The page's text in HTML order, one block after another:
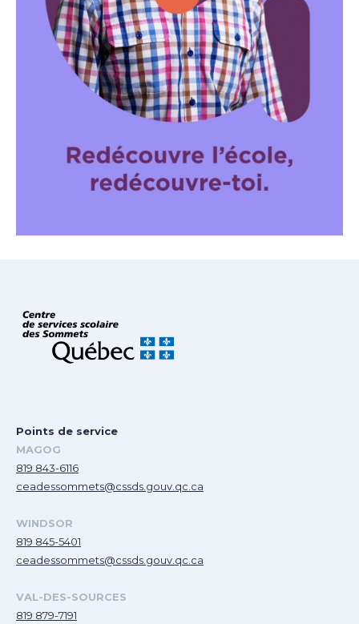
Points de service
MAGOG
819 843-6116
ceadessommets@cssds.gouv.qc.ca
WINDSOR
819 845-5401
ceadessommets@cssds.gouv.qc.ca
VAL-DES-SOURCES
819 879-7191